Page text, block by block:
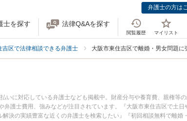
弁護士の方は
士を探す 法律Q&Aを探す
閲覧履歴 マイリスト
吉区で法律相談できる弁護士 大阪市東住吉区で離婚・男女問題に
いに対応している弁護士なども掲載中。財産分与や養育費、親権等
護士費用、強みなどが注目されています。『大阪市東住吉区で土日
決の実績豊富な近くの弁護士を検索したい』『初回相談無料で離婚